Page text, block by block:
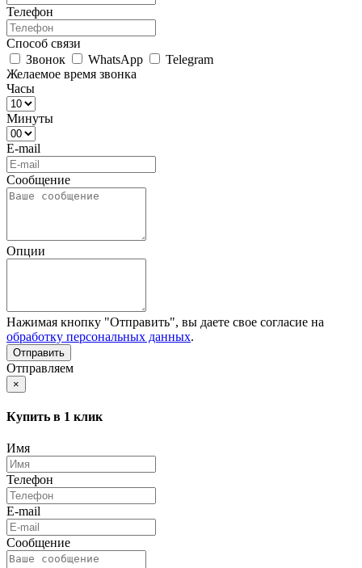
Телефон
Способ связи
Звонок
WhatsApp
Telegram
Желаемое время звонка
Часы
Минуты
E-mail
Сообщение
Опции
Нажимая кнопку "Отправить", вы даете свое согласие на
обработку персональных данных.
Отправляем
×
Купить в 1 клик
Имя
Телефон
E-mail
Сообщение